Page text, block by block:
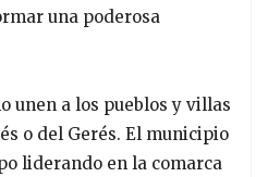
una poderosa
unen a los pueblos y villas
o del Gerés. El municipio
liderando en la comarca